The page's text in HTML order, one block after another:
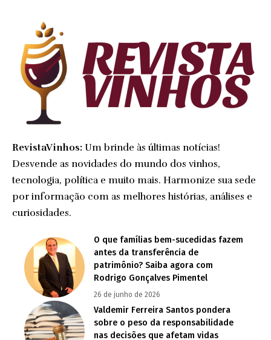
RevistaVinhos: Um brinde às últimas notícias!
Desvende as novidades do mundo dos vinhos,
tecnologia, política e muito mais. Harmonize sua sede
por informação com as melhores histórias, análises e
curiosidades.
O que famílias bem-sucedidas fazem
antes da transferência de
patrimônio? Saiba agora com
Rodrigo Gonçalves Pimentel
26 de junho de 2026
Valdemir Ferreira Santos pondera
sobre o peso da responsabilidade
nas decisões que afetam vidas